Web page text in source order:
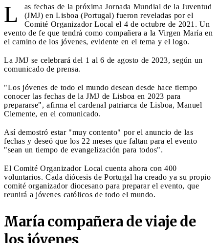
L
as fechas de la próxima Jornada Mundial de la Juventud
(JMJ) en Lisboa (Portugal) fueron reveladas por el
Comité Organizador Local el 4 de octubre de 2021. Un
evento de fe que tendrá como compañera a la Virgen María en
el camino de los jóvenes, evidente en el tema y el logo.
La JMJ se celebrará del 1 al 6 de agosto de 2023, según un
comunicado de prensa.
"Los jóvenes de todo el mundo desean desde hace tiempo
conocer las fechas de la JMJ de Lisboa en 2023 para
prepararse", afirma el cardenal patriarca de Lisboa, Manuel
Clemente, en el comunicado.
Así demostró estar "muy contento" por el anuncio de las
fechas y deseó que los 22 meses que faltan para el evento
"sean un tiempo de evangelización para todos".
El Comité Organizador Local cuenta ahora con 400
voluntarios. Cada diócesis de Portugal ha creado ya su propio
comité organizador diocesano para preparar el evento, que
reunirá a jóvenes católicos de todo el mundo.
María compañera de viaje de